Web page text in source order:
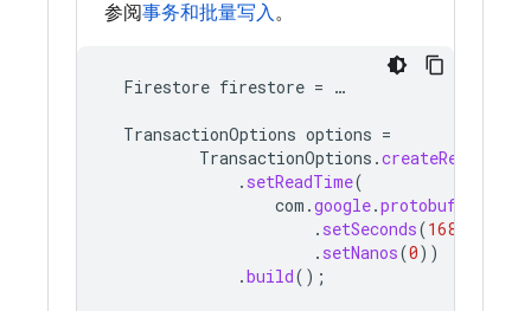
参阅事务和批量写入。
Firestore firestore = …
TransactionOptions options =
TransactionOptions .
. setReadTime(
com .google.protobuf
. setSeconds(
. setNanos(0))
.build();